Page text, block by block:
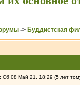
-> Буддистская
Сб 08 Май 21, 18:29 (5 лет